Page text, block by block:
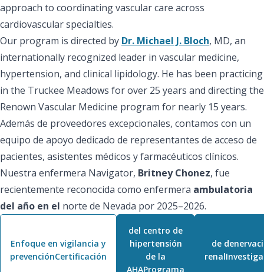
approach to coordinating vascular care across
cardiovascular specialties.
Our program is directed by Dr. Michael J. Bloch, MD, an
internationally recognized leader in vascular medicine,
hypertension, and clinical lipidology. He has been practicing
in the Truckee Meadows for over 25 years and directing the
Renown Vascular Medicine program for nearly 15 years.
Además de proveedores excepcionales, contamos con un
equipo de apoyo dedicado de representantes de acceso de
pacientes, asistentes médicos y farmacéuticos clínicos.
Nuestra enfermera Navigator, Britney Chonez, fue
recientemente reconocida como enfermera ambulatoria
del año en el norte de Nevada por 2025–2026.
Enfoque en vigilancia y
prevenciónCertificación
del centro de
hipertensión
de la
AHAPrograma
de